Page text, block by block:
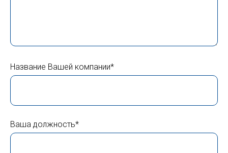
Название Вашей компании*
Ваша должность*